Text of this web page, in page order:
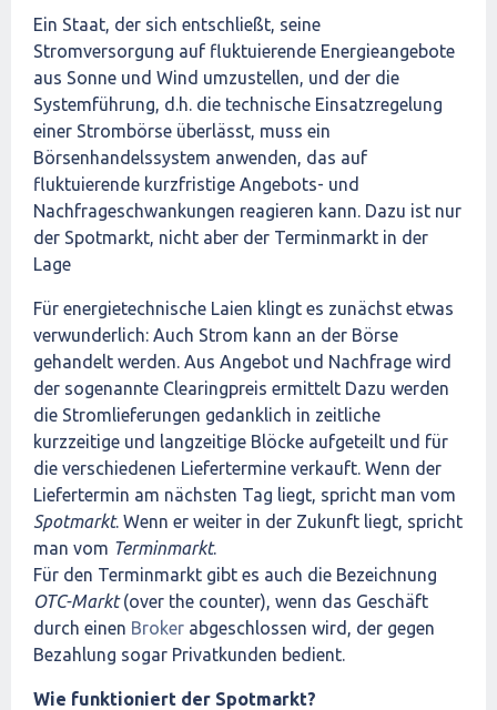
Ein Staat, der sich entschließt, seine
Stromversorgung auf fluktuierende Energieangebote
aus Sonne und Wind umzustellen, und der die
Systemführung, d.h. die technische Einsatzregelung
einer Strombörse überlässt, muss ein
Börsenhandelssystem anwenden, das auf
fluktuierende kurzfristige Angebots- und
Nachfrageschwankungen reagieren kann. Dazu ist nur
der Spotmarkt, nicht aber der Terminmarkt in der
Lage
Für energietechnische Laien klingt es zunächst etwas
verwunderlich: Auch Strom kann an der Börse
gehandelt werden. Aus Angebot und Nachfrage wird
der sogenannte Clearingpreis ermittelt Dazu werden
die Stromlieferungen gedanklich in zeitliche
kurzzeitige und langzeitige Blöcke aufgeteilt und für
die verschiedenen Liefertermine verkauft. Wenn der
Liefertermin am nächsten Tag liegt, spricht man vom
Spotmarkt. Wenn er weiter in der Zukunft liegt, spricht
man vom Terminmarkt.
Für den Terminmarkt gibt es auch die Bezeichnung
OTC-Markt(over the counter), wenn das Geschäft
durch einen Broker abgeschlossen wird, der gegen
Bezahlung sogar Privatkunden bedient.
Wie funktioniert der Spotmarkt?